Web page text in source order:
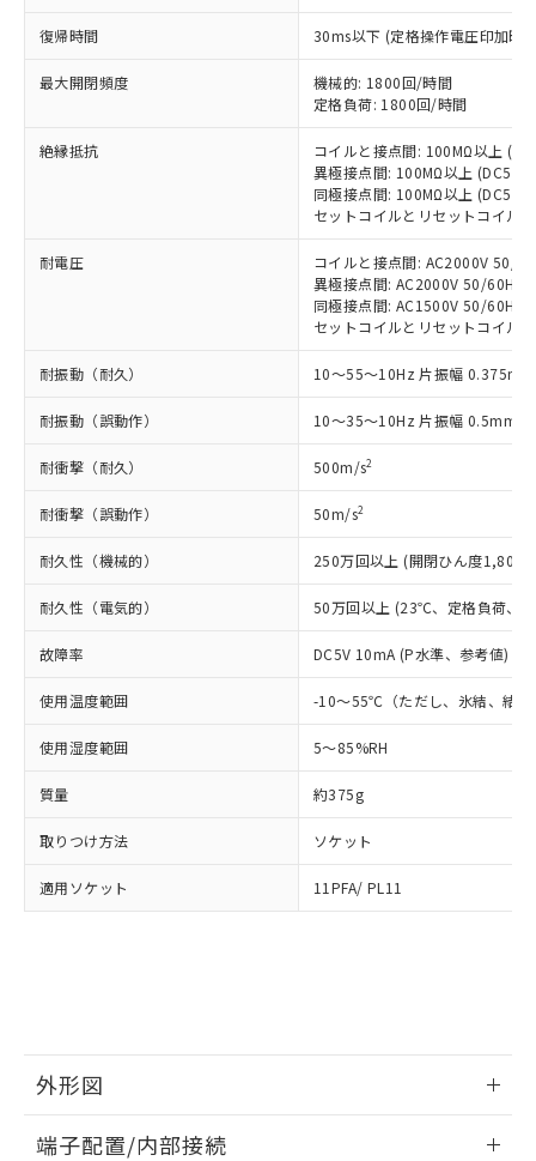
復帰時間 30ms以下 (定格操作電圧印加時
最大開閉頻度
機械的: 1800回/時間
定格負荷: 1800回/時間
絶縁抵抗
コイルと接点間: 100MΩ以上
異極接点間: 100MΩ以上
同極接点間: 100MΩ以上
セットコイルとリセットコイル
耐電圧
コイルと接点間: AC2000V 50/
異極接点間: AC2000V 50/60Hz
同極接点間: AC1500V 50/60Hz
セットコイルとリセットコイル
耐振動（耐久） 10～55～10Hz 片振幅
耐振動（誤動作） 10～35～10Hz 片振幅 0.5mm (
耐衝撃（耐久） 500m/s2
耐衝撃（誤動作） 50m/s2
耐久性（機械的） 250万回以上 (開閉ひん度1,800
耐久性（電気的） 50万回以上 (23℃、定格負荷、
故障率 DC5V 10mA (P水準、参考値) (
使用温度範囲 -10～55℃（ただし、氷結、結露
使用湿度範囲 5～85%RH
質量 約375g
取りつけ方法 ソケット
適用ソケット 11PFA/ PL11
外形図
端子配置/内部接続
(税抜)を提供させていただくもので
当社制御機器事業取扱商品の中には、
本サービスの対象外となる商品もある
ことをご了承ください。
在庫状況および標準価格照会結果は、
記載している更新日時点での社内デー
タに基づき作成されるものであり、閲
覧された時点での実際の在庫および標
準価格とは異なる場合があることをご
正式な納期状況および標準価格はお客
様のお取引先、またはお客様担当のオ
ムロン制御機器販売店・当社販売員に
点は「
販売ネットワーク
」をご確認
在庫状況および標準価格結果を当社の
事前の承諾なく第三者に漏洩または開
示しないようお願いします。
マイパーツ機能（部品リスト作成サー
ビス）をご利用いただくには、I-Web
メンバーズにご登録されている必要が
お客様が当ウェブサイト上で当社にご
登録された部品リストについて、当社
および当社の共同利用者が、当社の製
引・商談に必要な範囲で利用すること
※当社の共同利用者とは、
"個人情報
の「1.共同利
用者の範囲」に記載されている法人を
非該当品：ライセンス料など無形物で、有
害物質有無と関係のない商品です。
仕入先様の事情により、非含有部品として
いたものが、含有品と判明した場合などや
むを得ず変更することがあります。
鉛(Pb) 1000ppm以下、 水銀(Hg) 1000ppm以下、 カド
類(PBB) 1000ppm以下、ポリ臭化ジフェニルエーテル類
(PBDE) 1000ppm以下、フタル酸ビス(2-エチルヘキシ
ル) (DEHP)(別名：DOP) 1000ppm以下、フタル酸ブチ
ルベンジル（BBP） 1000ppm以下、フタル酸ジブチル
（DBP） 1000ppm以下、フタル酸ジイソブチル
但し、RoHS指令で産業用監視および制御機器に対する
図的な使用がないことを確認しています。
月が前後することがあります。
※3 非含有証明書ダウンロード
下記の非含有証明書をダウンロードするこ
とができます。
EU RoHS指令（10物質）の非含有証明書
51物質の非含有証明書（当社基準）
※本証明書は発行日時点で非含有を証明す
ものではありません。
していることから、特段のことがない限
り、2022年1月12日より割愛しておりま
す。
「○」：最大均質材料含有率が中国RoHSの
基準値以下であることを示します。
「×」：最大均質材料含有率が中国RoHSの
基準値を超えていることを示します。
「－」：未確認です。当社販売部門へお問
い合わせください。
*中国RoHS10物質の基準値 (GB/T26572)：
Cr(Ⅵ)(六価クロム) : 1000ppm、 PBBs(ポリ臭化ビフェ
ニル類) : 1000ppm、 PBDEs(ポリ臭化ジフェニルエーテ
DBP(フタル酸ジブチル) : 1000ppm、 DIBP(フタル酸ジ
イソブチル) : 1000ppm、 BBP(フタル酸ブチルベンジ
DEHP(フタル酸ビス(2-エチルヘキシル)) : 1000ppm
「ｅ」：有害物質（10物質）のすべてが基
準値以下であることを示します。
質が外部に漏えいし、環境に深刻な影響を
及ぼさない年数を意味します。
「－」：未確認です。当社販売部門へお問
当社は、これら貴社製品のうち、外国
為替および外国貿易法に定める商品
（以下｢規制貨物等」という）を輸出
または国外への提供する場合は、日本
国政府の輸出許可(または役務取引許
当社は規制貨物を破棄する場合は、完
全に破砕するなど、違法に輸出されな
いよう必要な手段を講じます。
当社は貴社製品を、核兵器、ミサイ
ル、化学兵器、生物兵器またはその他
武器並びにこれらの製造装置等に一切
当社は、貴社製品を第三者に販売する
場合は、上記1、2および3の内容を当
該第三者に通知します。また当社は、
販売先および販売に係わる関係者が違
法に輸出するおそれがある場合は、取
り引きをいたしません。
キャンセル
一定数以上の在庫あり
一定数には満たないが在庫あり
在庫なし(最新の在庫状況につ
いては、お客様のお取引先、ま
たはお客様担当のオムロン制御
機器販売店・当社販売員にご確
空
受注生産機種、また在庫状況の
情報を公開していない機種